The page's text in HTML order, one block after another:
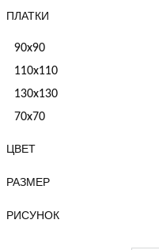
ПЛАТКИ
90x90
110x110
130x130
70х70
ЦВЕТ
РАЗМЕР
РИСУНОК